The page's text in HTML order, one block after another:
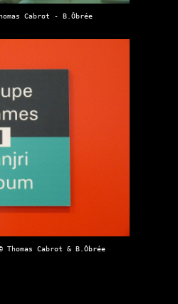
Cabrot - B.Ôbrée
Cabrot & B.Ôbrée